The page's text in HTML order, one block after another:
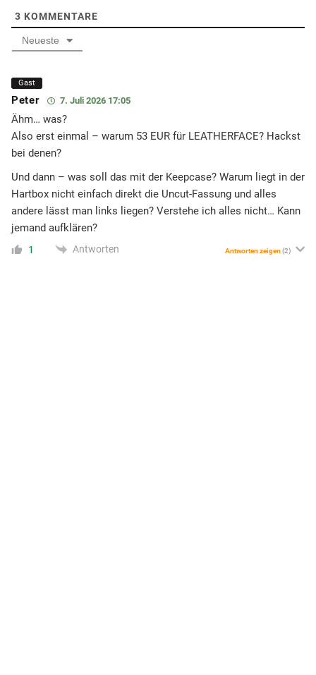
3 KOMMENTARE
Neueste
Gast
Peter 7. Juli 2026 17:05
Ähm… was?
Also erst einmal – warum 53 EUR für LEATHERFACE? Hackst
bei denen?
Und dann – was soll das mit der Keepcase? Warum liegt in der
Hartbox nicht einfach direkt die Uncut-Fassung und alles
andere lässt man links liegen? Verstehe ich alles nicht… Kann
jemand aufklären?
1 Antworten Antworten zeigen (2)